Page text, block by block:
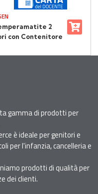
2
con Contenitore
gamma di prodotti per
è ideale per genitori e
per l'infanzia, cancelleria e
prodotti di qualità per
dei clienti.